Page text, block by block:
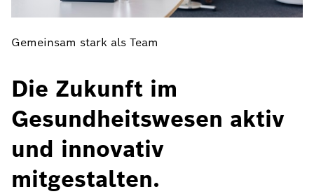
Gemeinsam stark als Team
Die Zukunft im
Gesundheitswesen aktiv
und innovativ
mitgestalten.